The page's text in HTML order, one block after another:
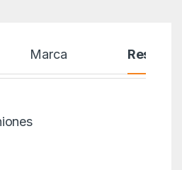
Marca Reseñas